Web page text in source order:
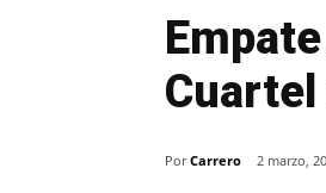
Por Carrero 2 marzo,